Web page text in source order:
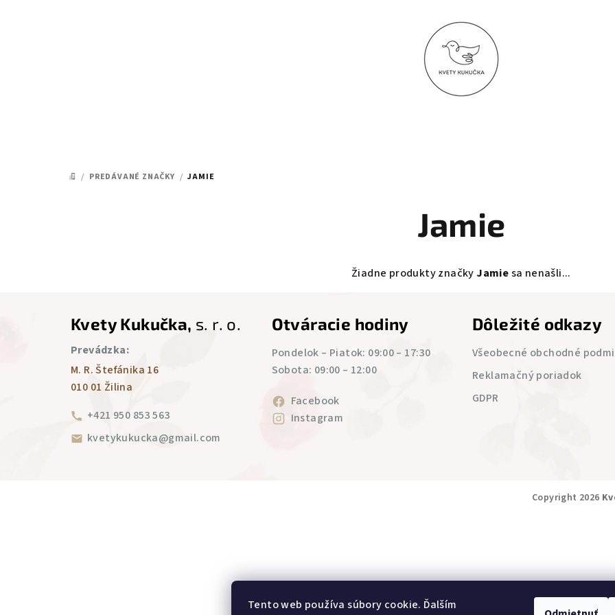
Tento web používa súbory cookie. Ďalším
DOMOV
/ PREDÁVANÉ ZNAČKY / JAMIE
Jamie
Žiadne produkty značky Jamiesa nenašli...
Kvety Kukučka, s. r. o.
Prevádzka:
M. R. Štefánika 16
010 01 Žilina
+421 950 853 563
kvetykukucka@gmail.com
Otváracie hodiny
Pondelok – Piatok: 09:00 – 17:30
Sobota: 09:00 – 12:00
Facebook
Instagram
Dôležité odkazy
Všeobecné obchodné
Reklamačný poriadok
GDPR
Copyright 2026